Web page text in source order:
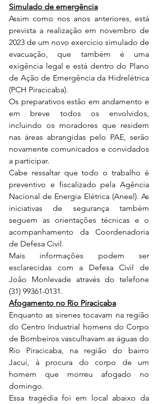
Simulado de emergência
Assim como nos anos anteriores, está
prevista a realização em novembro de
2023 de um novo exercício simulado de
evacuação, que também é uma
exigência legal e está dentro do Plano
de Ação de Emergência da Hidrelétrica
(PCH Piracicaba).
Os preparativos estão em andamento e
em breve todos os envolvidos,
incluindo os moradores que residem
nas áreas abrangidas pelo PAE, serão
novamente comunicados e convidados
a participar.
Cabe ressaltar que todo o trabalho é
preventivo e fiscalizado pela Agência
Nacional de Energia Elétrica (Aneel). As
iniciativas de segurança também
seguem as orientações técnicas e o
acompanhamento da Coordenadoria
de Defesa Civil.
Mais informações podem ser
esclarecidas com a Defesa Civil de
João Monlevade através do telefone
(31) 99361-0131.
Afogamento no Rio Piracicaba
Enquanto as sirenes tocavam na região
do Centro Industrial homens do Corpo
de Bombeiros vasculhavam as águas do
Rio Piracicaba, na região do bairro
Jacuí, à procura do corpo de um
homem que morreu afogado no
domingo.
Essa tragédia foi em local abaixo da